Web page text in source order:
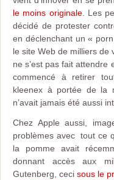
le moins originale. Les
décidé de protester
en déclenchant un «
le site Web de milliers de
ne s’est pas fait
commencé à retirer
kleenex à portée de la
n’avait jamais été aussi
Chez Apple aussi,
problèmes avec tout ce
la pomme avait
donnant accès aux
Gutenberg, cecisous le